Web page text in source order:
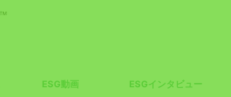
ESG動画 ESGインタビュー